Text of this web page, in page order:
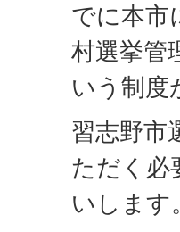
でに本市
村選挙管
いう制度
習志野市
ただく必
いします。